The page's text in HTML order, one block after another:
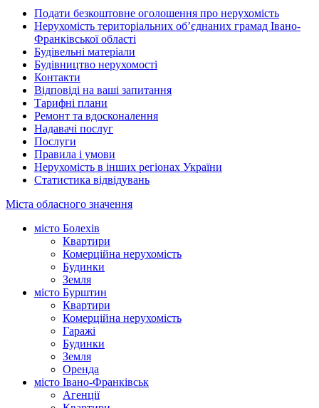
Подати безкоштовне оголошення про нерухомість
Нерухомість територіальних об’єднаних грамад Івано-
Франківської області
Будівельні матеріали
Будівництво нерухомості
Контакти
Відповіді на ваші запитання
Тарифні плани
Ремонт та вдосконалення
Надавачі послуг
Послуги
Правила і умови
Нерухомість в інших регіонах України
Статистика відвідувань
Міста обласного значення
місто Болехів
Квартири
Комерційна нерухомість
Будинки
Земля
місто Бурштин
Квартири
Комерційна нерухомість
Гаражі
Будинки
Земля
Оренда
місто Івано-Франківськ
Агенції